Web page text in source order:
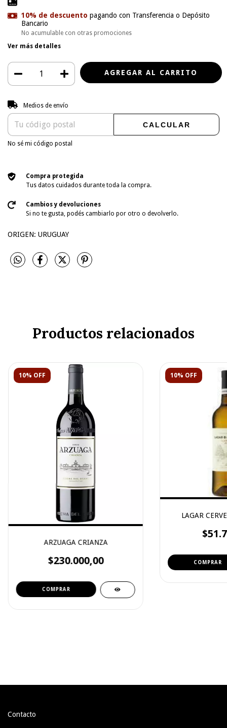
10% de descuento pagando con Transferencia o Depósito
Bancario
No acumulable con otras promociones
Ver más detalles
Entregas para el CP:
Medios de envío
CALCULAR
No sé mi código postal
Compra protegida
Tus datos cuidados durante toda la compra.
Cambios y devoluciones
Si no te gusta, podés cambiarlo por otro o devolverlo.
ORIGEN: URUGUAY
Productos relacionados
10% OFF
ARZUAGA CRIANZA
$230.000,00
10% OFF
LAGAR
Contacto